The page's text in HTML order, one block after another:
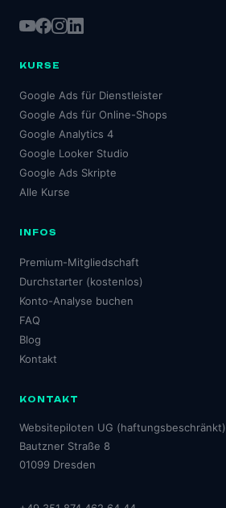
KURSE
Google Ads für Dienstleister
Google Ads für Online-Shops
Google Analytics 4
Google Looker Studio
Google Ads Skripte
Alle Kurse
INFOS
Premium-Mitgliedschaft
Durchstarter (kostenlos)
Konto-Analyse buchen
FAQ
Blog
Kontakt
KONTAKT
Websitepiloten UG (haftungsbeschränkt)
Bautzner Straße 8
01099 Dresden